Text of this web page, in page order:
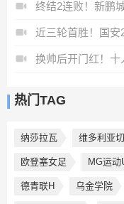
热门TAG
纳莎拉瓦 维多利亚
欧登塞女足 MG运动
德青联H 乌金学院